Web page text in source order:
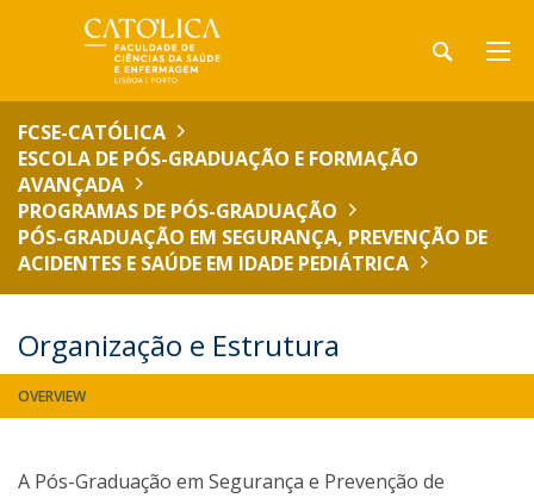
FCSE-CATÓLICA
ESCOLA DE PÓS-GRADUAÇÃO E FORMAÇÃO
AVANÇADA
PROGRAMAS DE PÓS-GRADUAÇÃO
PÓS-GRADUAÇÃO EM SEGURANÇA, PREVENÇÃO DE
ACIDENTES E SAÚDE EM IDADE PEDIÁTRICA
Organização e Estrutura
OVERVIEW
A Pós-Graduação em Segurança e Prevenção de